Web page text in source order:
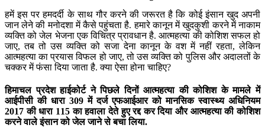
हमें इस पर हमदर्दी के साथ गौर करने की जरूरत है कि कोई इंसान खुद अपनी
जान लेने की मनोदशा में कैसे पहुंचता है. हमारे कानून में खुदकुशी करने में नाकाम
व्यक्ति को जेल भेजना एक विचित्र प्रावधान है. आत्महत्या की कोशिश सफल हो
जाए, तब तो उस व्यक्ति को सजा देना कानून के वश में नहीं रहता, लेकिन
आत्महत्या का प्रयास विफल हो जाए, तो उस व्यक्ति को पुलिस और अदालतों के
चक्कर में फंसा दिया जाता है. क्या ऐसा होना चाहिए?
हिमाचल प्रदेश हाईकोर्ट ने पिछले दिनों आत्महत्या की कोशिश के मामले में
आईपीसी की धारा 309 में दर्ज एफआईआर को मानसिक स्वास्थ्य अधिनियम
2017 की धारा 115 का हवाला देते हुए रद्द कर दिया और आत्महत्या की कोशिश
करने वाले इंसान को जेल जाने से बचा लिया.